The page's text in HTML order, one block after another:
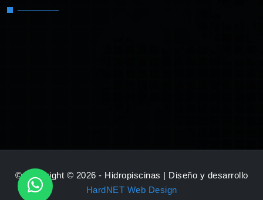
© Copyright © 2026 - Hidropiscinas | Diseño y desarrollo
HardNET Web Design